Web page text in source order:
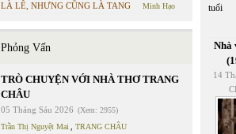
LÀ LỄ, NHƯNG CŨNG LÀ TANG
Minh Hạo
Phỏng Vấn
TRÒ CHUYỆN VỚI NHÀ THƠ TRANG
CHÂU
05 Tháng Sáu 2026 (Xem: 2955)
Trần Thị Nguyệt Mai , TRANG CHÂU
tuổi
Nhà
14